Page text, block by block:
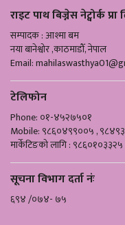
राइट पाथ बिज्नेस नेट्वोर्क
सम्पादक : आश्मा बम
नया बानेश्वोर ,काठमाडौँ, नेपाल
Email:
टेलिफोन
Phone: ०१-४५२७५०१
Mobile: ९८६०४९९००५ ,
मार्केटिङको लागि : ९८६०१०३३२५
सूचना विभाग दर्ता नंः
६९४ /०७४- ७५